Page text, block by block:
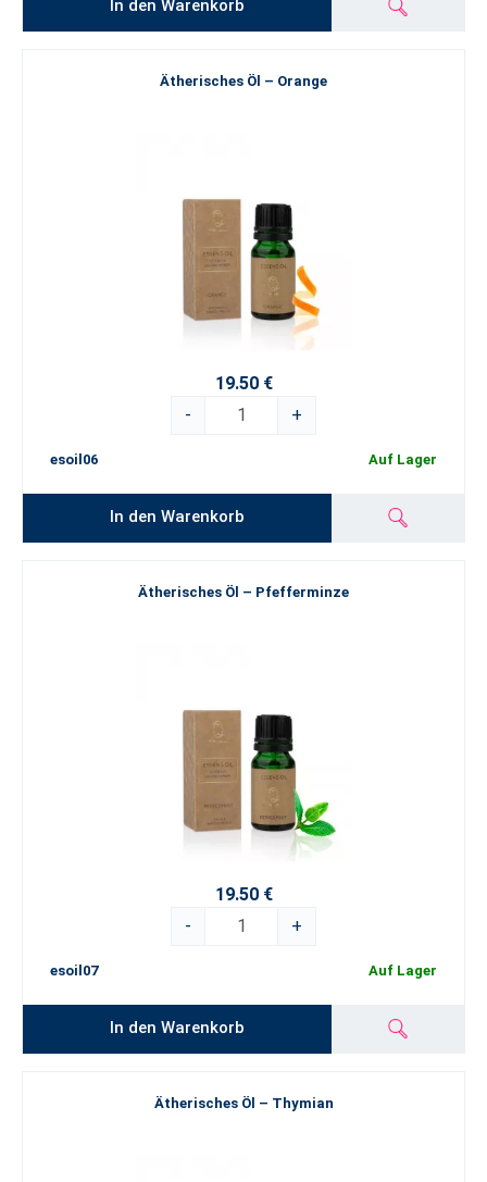
In den Warenkorb
Ätherisches Öl – Orange
19.50 €
-
+
esoil06 Auf Lager
In den Warenkorb
Ätherisches Öl – Pfefferminze
19.50 €
-
+
esoil07 Auf Lager
In den Warenkorb
Ätherisches Öl – Thymian